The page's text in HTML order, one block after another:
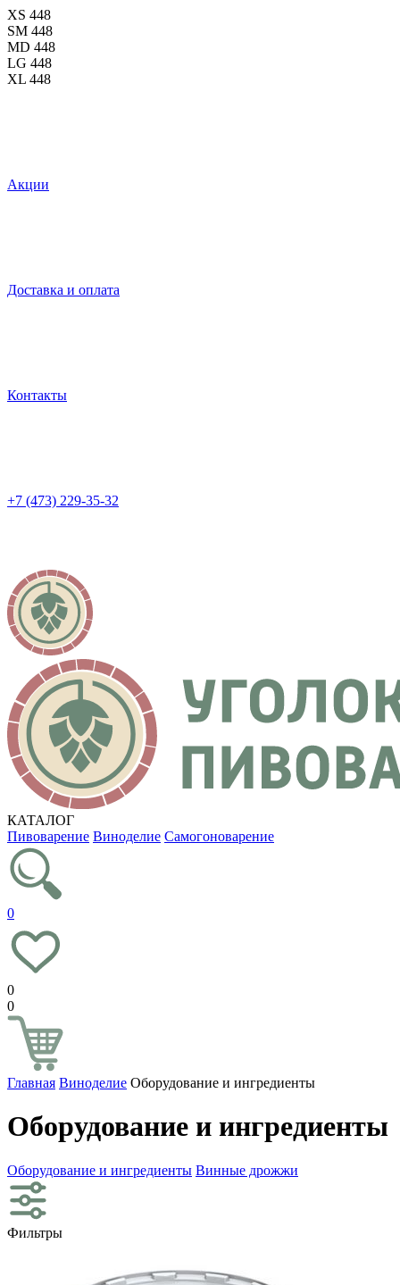
XS 448
SM 448
MD 448
LG 448
XL 448
Акции
Доставка и оплата
Контакты
+7 (473) 229-35-32
КАТАЛОГ
Пивоварение Виноделие Самогоноварение
0
0
0
Главная Виноделие Оборудование и ингредиенты
Оборудование и ингредиенты
Оборудование и ингредиенты Винные дрожжи
Фильтры